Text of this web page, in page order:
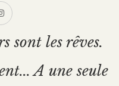
sont les rêves.
A une seule